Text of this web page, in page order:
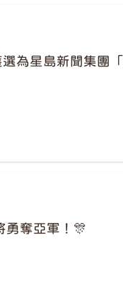
為星島新聞集團
勇奪亞軍！🎊